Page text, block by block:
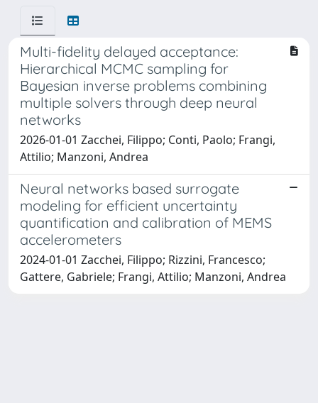
Multi-fidelity delayed acceptance:
Hierarchical MCMC sampling for
Bayesian inverse problems combining
multiple solvers through deep neural
networks
2026-01-01 Zacchei, Filippo; Conti, Paolo; Frangi,
Attilio; Manzoni, Andrea
Neural networks based surrogate
modeling for efficient uncertainty
quantification and calibration of MEMS
accelerometers
2024-01-01 Zacchei, Filippo; Rizzini, Francesco;
Gattere, Gabriele; Frangi, Attilio; Manzoni, Andrea